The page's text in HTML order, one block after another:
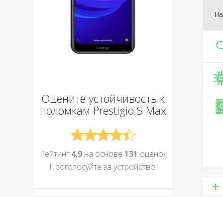
Оцените устойчивость к
поломкамPrestigio S Max
Рейтинг 4,9на основе 131 оценок
Проголосуйте за устройcтво!